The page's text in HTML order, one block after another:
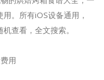
。所有iOS设备通用，
查看，全文搜索。
用